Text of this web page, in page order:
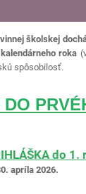
školskej
roka
spôsobilosť.
do 1.
apríla 2026.